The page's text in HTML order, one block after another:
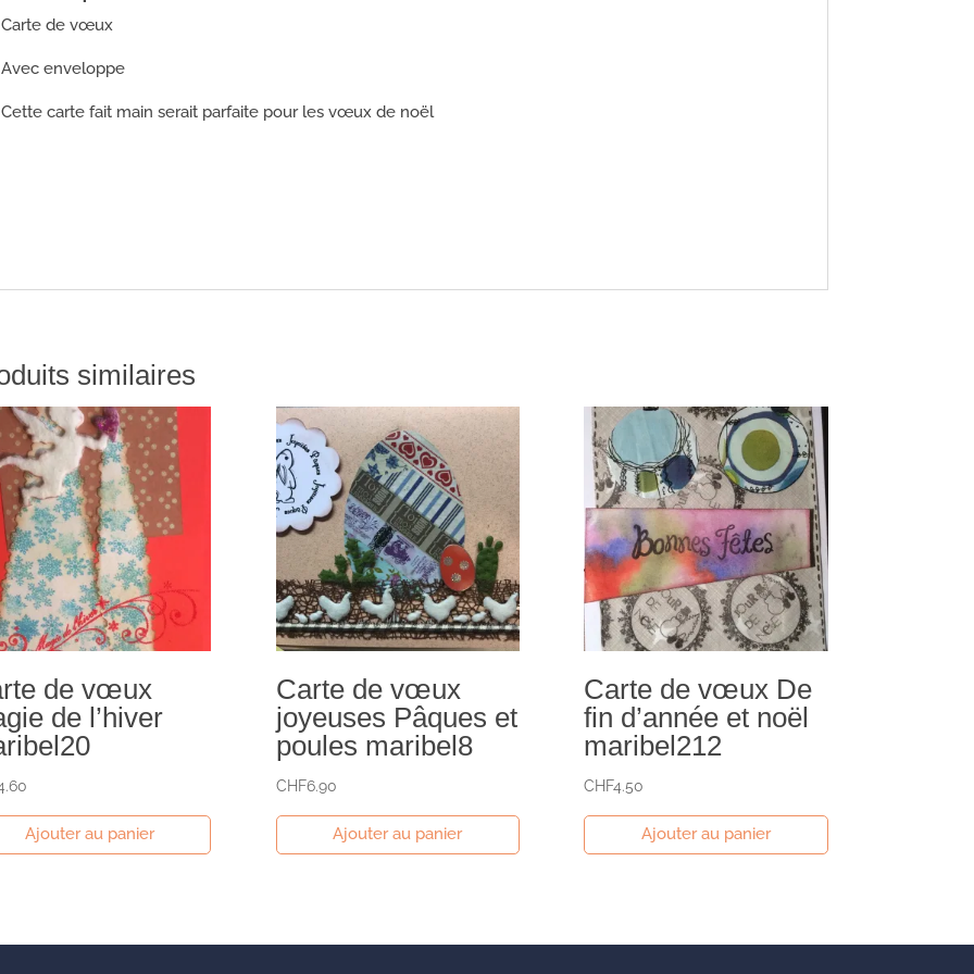
Carte de vœux
Avec enveloppe
Cette carte fait main serait parfaite pour les vœux de noël
similaires
de vœux
de l’hiver
Ajouter au panier
Carte de vœux
joyeuses Pâques et
poules maribel8
CHF6.90
Ajouter au panier
Carte de vœux De
fin d’année et noël
maribel212
CHF4.50
Ajouter au panier